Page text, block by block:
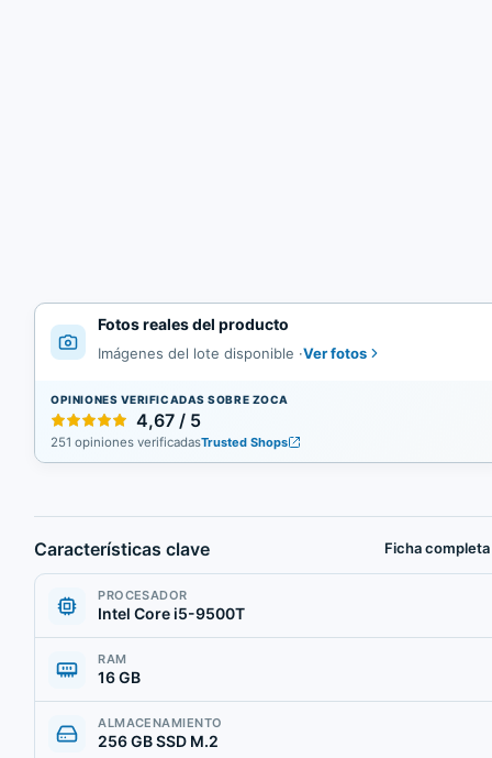
Fotos reales del producto
Imágenes del lote disponible ·Ver fotos
OPINIONES VERIFICADAS SOBRE ZOCA
4,67 / 5
251 opiniones verificadasTrusted Shops
Características clave Ficha completa
PROCESADOR
Intel Core i5-9500T
RAM
16 GB
ALMACENAMIENTO
256 GB SSD M.2